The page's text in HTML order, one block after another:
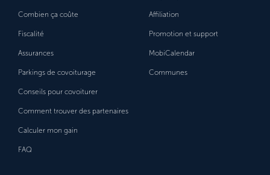
Combien ça coûte
Fiscalité
Assurances
Parkings de covoiturage
Conseils pour covoiturer
Comment trouver des partenaires
Calculer mon gain
FAQ
Affiliation
Promotion et support
MobiCalendar
Communes